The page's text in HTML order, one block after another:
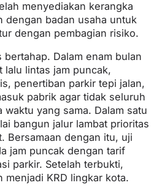
menyediakan kerangka
dengan badan usaha untuk
dengan pembagian risiko.
bertahap. Dalam enam bulan
lalu lintas jam puncak,
penertiban parkir tepi jalan,
pabrik agar tidak seluruh
yang sama. Dalam satu
bangun jalur lambat prioritas
Bersamaan dengan itu, uji
jam puncak dengan tarif
parkir. Setelah terbukti,
menjadi KRD lingkar kota.